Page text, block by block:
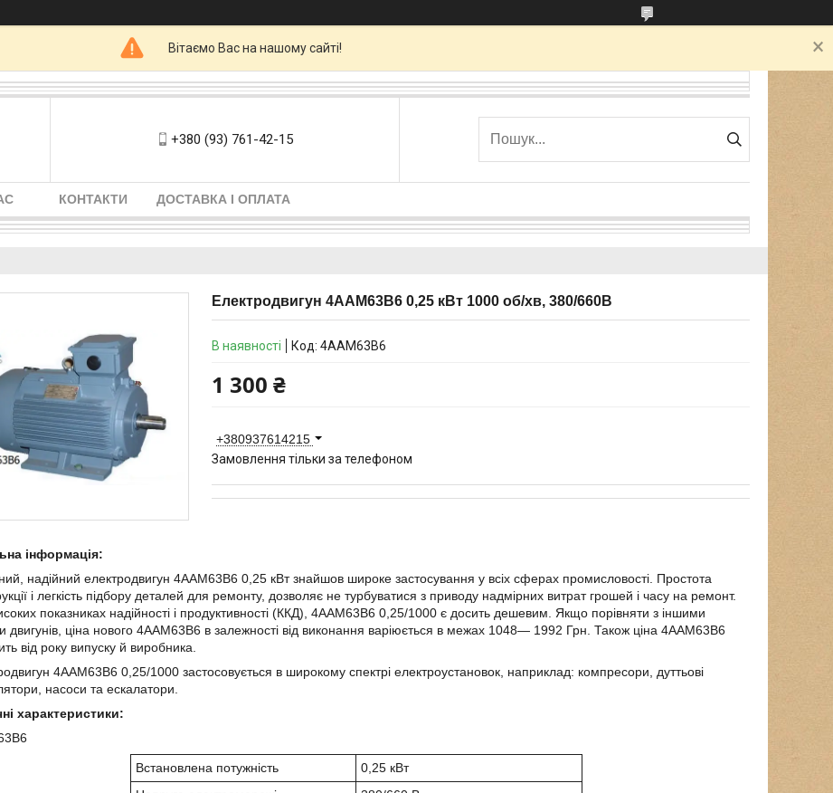
Вітаємо Вас на нашому сайті!
+380 (93) 761-42-15
КОНТАКТИ ДОСТАВКА І ОПЛАТА
Електродвигун 4ААМ63В6 0,25 кВт 1000 об/хв, 380/660В
В наявності Код: 4ААМ63В6
1 300 ₴
+380937614215
Замовлення тільки за телефоном
інформація:
надійний електродвигун 4ААМ63В6 0,25 кВт знайшов широке застосування у всіх сферах промисловості. Простота
і легкість підбору деталей для ремонту, дозволяє не турбуватися з приводу надмірних витрат грошей і часу на ремонт.
показниках надійності і продуктивності (ККД), 4ААМ63В6 0,25/1000 є досить дешевим. Якщо порівняти з іншими
двигунів, ціна нового 4ААМ63В6 в залежності від виконання варіюється в межах 1048― 1992 Грн. Також ціна 4ААМ63В6
від року випуску й виробника.
4ААМ63В6 0,25/1000 застосовується в широкому спектрі електроустановок, наприклад: компресори, дуттьові
насоси та ескалатори.
характеристики:
Встановлена потужність
0,25 кВт